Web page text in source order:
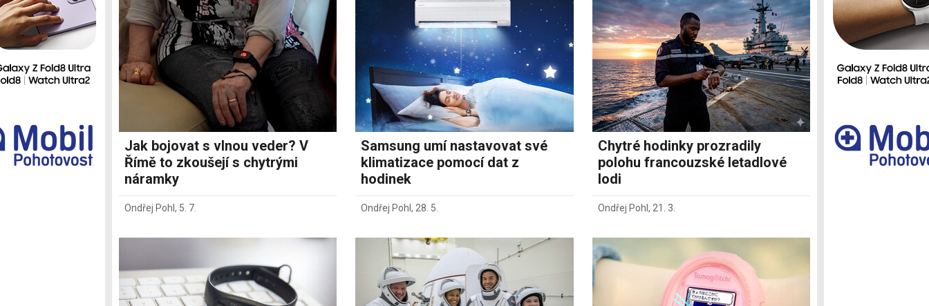
Ostatní
Ostatní
Jak bojovat s vlnou veder? V
Římě to zkoušejí s chytrými
náramky
Ondřej Pohl , 5. 7.
Samsung umí nastavovat své
klimatizace pomocí dat z
hodinek
Ondřej Pohl,28. 5.
Chytré hodinky prozradily
polohu francouzské letadlové
lodi
Ondřej Pohl , 21. 3.